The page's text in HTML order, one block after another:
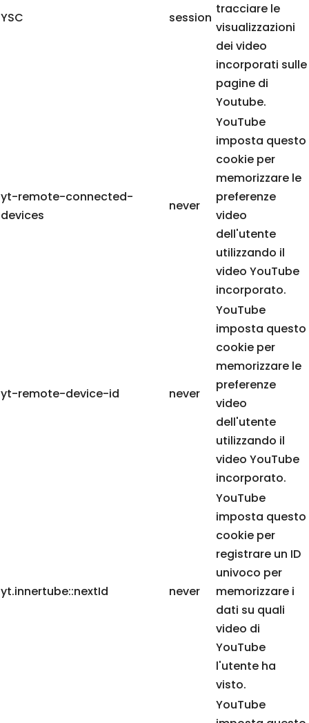
YSC session
tracciare le
visualizzazioni
dei video
incorporati sulle
pagine di
Youtube.
yt-remote-connected-
devices
never
YouTube
imposta questo
cookie per
memorizzare le
preferenze
video
dell'utente
utilizzando il
video YouTube
incorporato.
yt-remote-device-id never
YouTube
imposta questo
cookie per
memorizzare le
preferenze
video
dell'utente
utilizzando il
video YouTube
incorporato.
yt.innertube::nextId never
YouTube
imposta questo
cookie per
registrare un ID
univoco per
memorizzare i
dati su quali
video di
YouTube
l'utente ha
visto.
YouTube